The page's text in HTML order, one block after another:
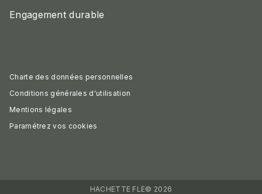
Engagement durable
Charte des données personnelles
Conditions générales d'utilisation
Mentions légales
Paramétrez vos cookies
HACHETTE FLE© 2026